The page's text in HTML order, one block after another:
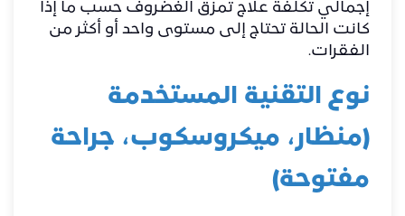
إجمالي تكلفة علاج تمزق الغضروف حسب ما إذا
كانت الحالة تحتاج إلى مستوى واحد أو أكثر من
الفقرات.
​نوع التقنية المستخدمة
(منظار، ميكروسكوب، جراحة
مفتوحة)